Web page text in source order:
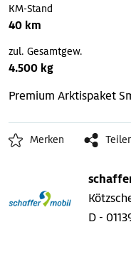
KM-Stand
40 km
zul. Gesamtgew.
4.500 kg
Premium Arktispaket
Merken
D -